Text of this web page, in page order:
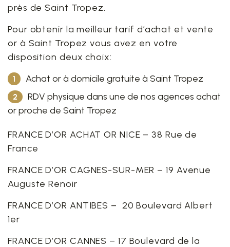
près de Saint Tropez.
Pour obtenir la meilleur tarif d’achat et vente
or à Saint Tropez vous avez en votre
disposition deux choix:
Achat or à domicile gratuite à Saint Tropez
RDV physique dans une de nos agences achat
or proche de Saint Tropez
FRANCE D’OR ACHAT OR NICE – 38 Rue de
France
FRANCE D’OR CAGNES-SUR-MER – 19 Avenue
Auguste Renoir
FRANCE D’OR ANTIBES – 20 Boulevard Albert
1er
FRANCE D’OR CANNES – 17 Boulevard de la